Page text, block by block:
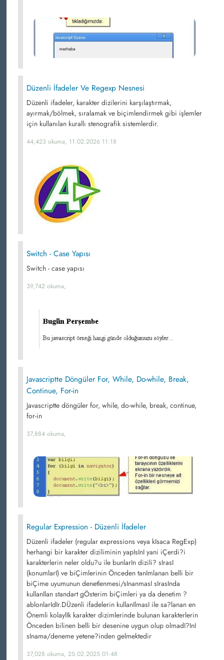
Düzenli İfadeler Ve Regexp Nesnesi
Düzenli ifadeler, karakter dizilerini karşılaştırmak,
ayırmak/bölmek, sıralamak ve biçimlendirmek gibi işlemler
için kullanılan kurallı stenografik sistemlerdir.
44,423 okuma, 11.02.2026 11:18
Switch - Case Yapısı
Switch - case yapısı
39,742 okuma,
Javascriptte Döngüler For, While, Do-while, Break,
Continue, For-in
Javascriptte döngüler for, while, do-while, break, continue,
for-in
37,884 okuma,
Regular Expression - Düzenli İfadeler
Düzenli ifadeler (regular expressions veya kIsaca RegExp)
herhangi bir karakter diziliminin yapIsInI yani iÇerdi?i
karakterlerin neler oldu?u ile bunlarIn dizili? sIrasI
(konumlarI) ve biÇimlerinin Önceden tanImlanan belli bir
biÇime uyumunun denetlenmesi/sInanmasI sIrasInda
kullanIlan standart gÖsterim biÇimleri ya da denetim ?
ablonlarIdIr.DÜzenli ifadelerin kullanIlmasI ile sa?lanan en
Önemli kolaylIk karakter dizimlerinde bulunan karakterlerin
Önceden bilinen belli bir desenine uygun olup olmadI?InI
sInama/deneme yetene?inden gelmektedir
37,028 okuma, 25.02.2025 01:48